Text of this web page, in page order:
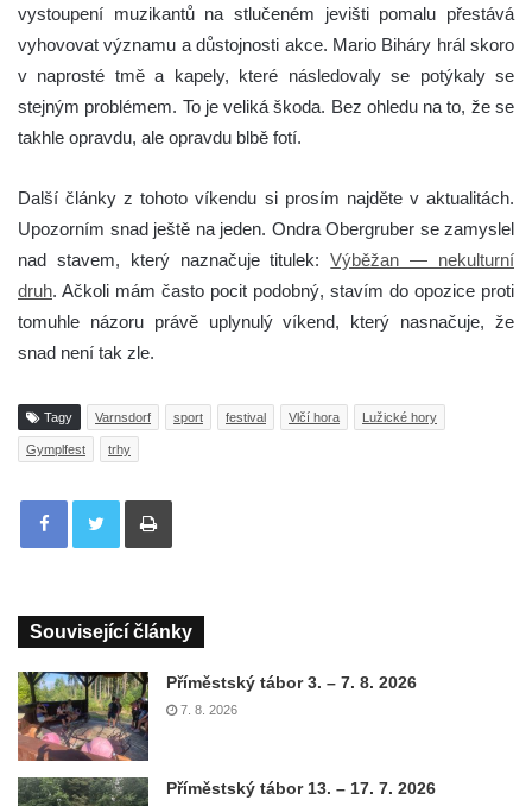
vystoupení muzikantů na stlučeném jevišti pomalu přestává
vyhovovat významu a důstojnosti akce. Mario Biháry hrál skoro
v naprosté tmě a kapely, které následovaly se potýkaly se
stejným problémem. To je veliká škoda. Bez ohledu na to, že se
takhle opravdu, ale opravdu blbě fotí.
Další články z tohoto víkendu si prosím najděte v aktualitách.
Upozorním snad ještě na jeden. Ondra Obergruber se zamyslel
nad stavem, který naznačuje titulek:Výběžan — nekulturní
druh. Ačkoli mám často pocit podobný, stavím do opozice proti
tomuhle názoru právě uplynulý víkend, který nasnačuje, že
snad není tak zle.
Tagy Varnsdorf sport festival Vlčí hora Lužické hory
Gymplfest trhy
Tisknout
Související články
Příměstský tábor 3. – 7. 8. 2026
7. 8. 2026
Příměstský tábor 13. – 17. 7. 2026